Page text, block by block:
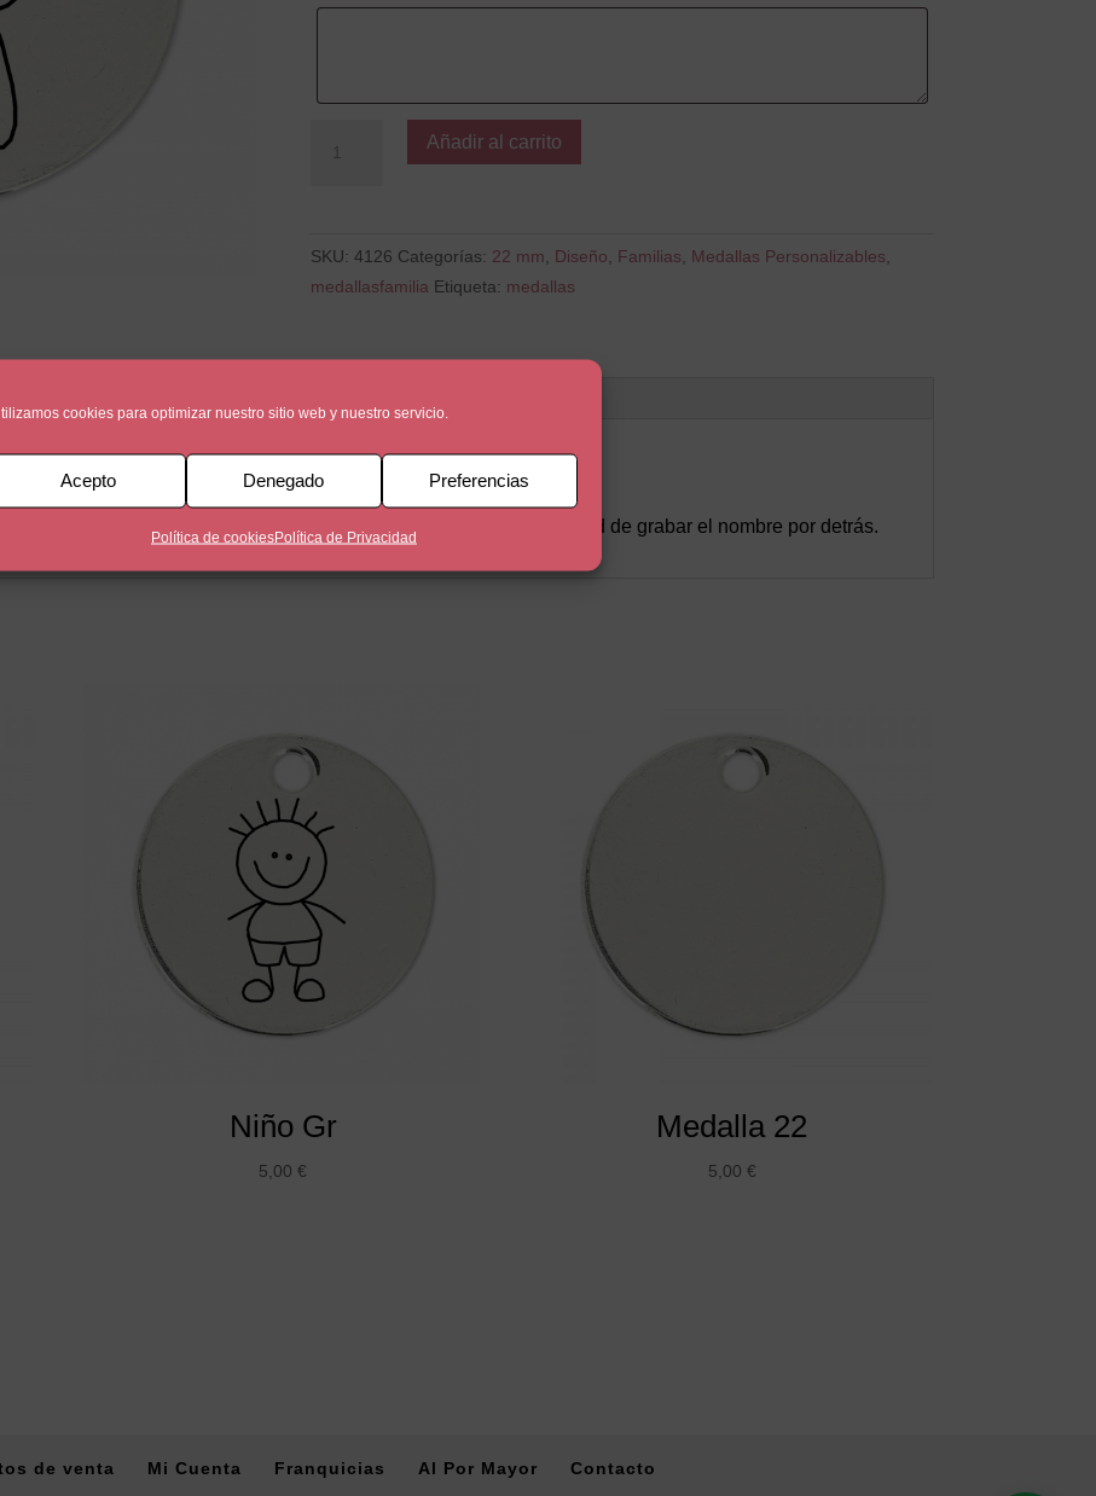
cookies para optimizar nuestro sitio web y nuestro servicio.
Acepto Denegado Preferencias
Política de cookiesPolítica de Privacidad
Añadir al carrito
SKU: 4126 Categorías: 22 mm Diseño Familias Medallas Personalizables
medallasfamilia Etiqueta: medallas
Personalizada a una cara con dibujos de la familia y posibilidad de grabar el nombre por detrás.
Niño Gr
5,00€
Medalla 22
5,00 €
de venta Mi Cuenta Franquicias Al Por Mayor Contacto